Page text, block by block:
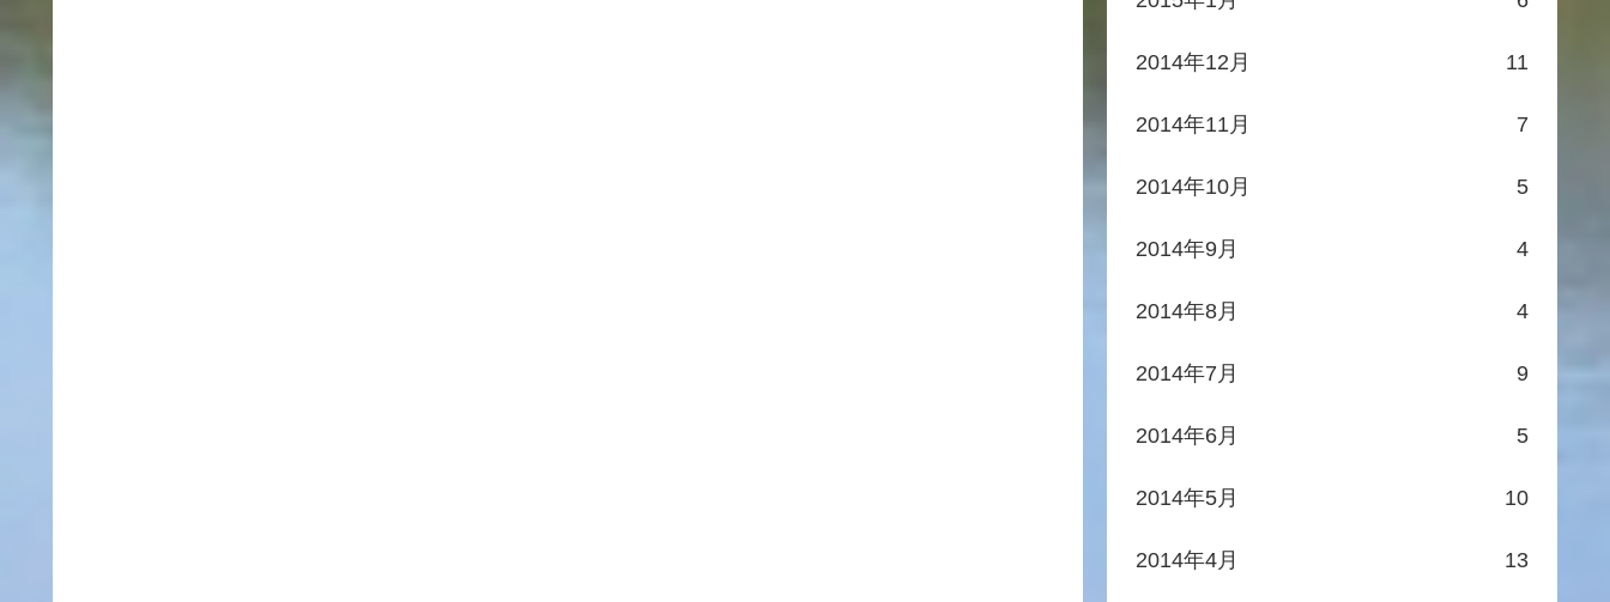
2014年12月 11
2014年11月 7
2014年10月 5
2014年9月 4
2014年8月 4
2014年7月 9
2014年6月 5
2014年5月 10
2014年4月 13